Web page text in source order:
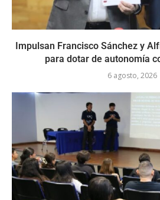
Impulsan Francisco Sánchez y
para dotar de autonomía
6 agosto, 2026